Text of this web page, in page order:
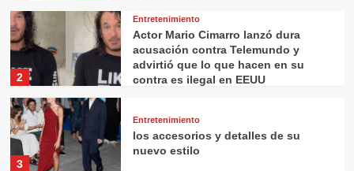
2
Entretenimiento
Actor Mario Cimarro lanzó dura
acusación contra Telemundo y
advirtió que lo que hacen en su
contra es ilegal en EEUU
3
Entretenimiento
los accesorios y detalles de su
nuevo estilo